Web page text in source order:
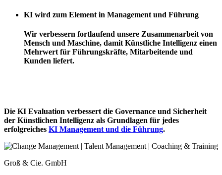
KI wird zum Element in Management und Führung
Wir verbessern fortlaufend unsere Zusammenarbeit von
Mensch und Maschine, damit Künstliche Intelligenz einen
Mehrwert für Führungskräfte, Mitarbeitende und
Kunden liefert.
Die KI Evaluation verbessert die Governance und Sicherheit
der Künstlichen Intelligenz als Grundlagen für jedes
erfolgreiches KI Management und die Führung.
Groß & Cie. GmbH